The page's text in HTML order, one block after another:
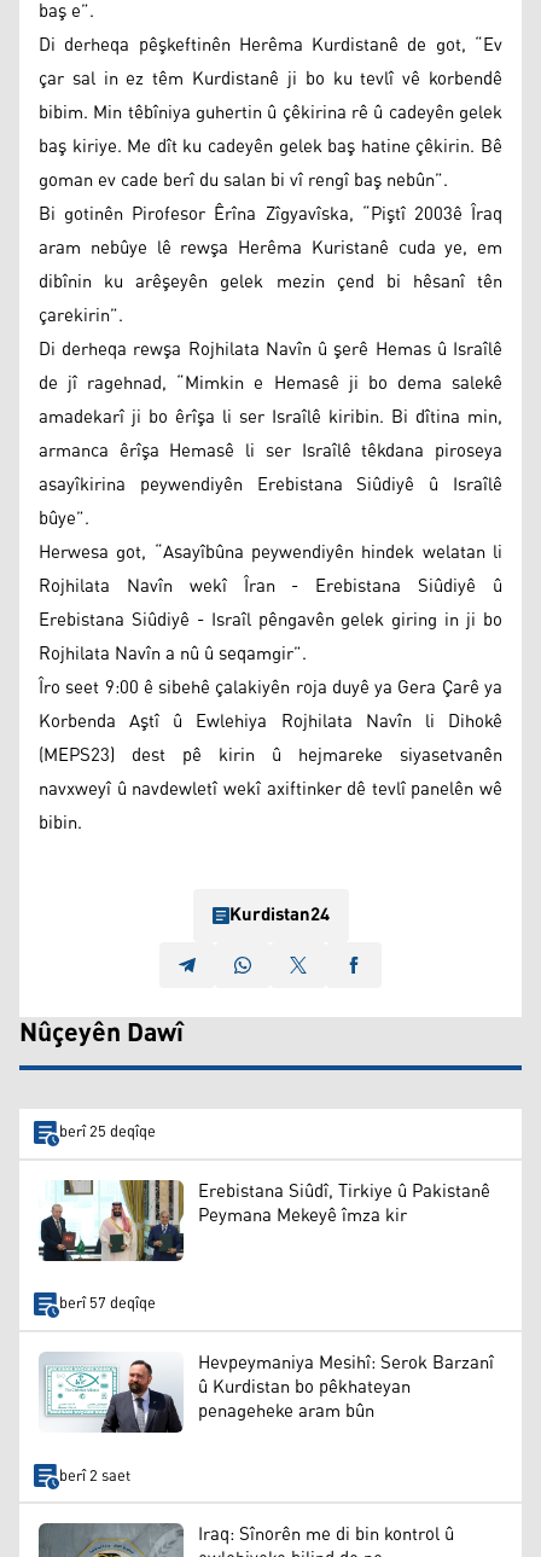
baş e”.
Di derheqa pêşkeftinên Herêma Kurdistanê de got, “Ev
çar sal in ez têm Kurdistanê ji bo ku tevlî vê korbendê
bibim. Min têbîniya guhertin û çêkirina rê û cadeyên gelek
baş kiriye. Me dît ku cadeyên gelek baş hatine çêkirin. Bê
goman ev cade berî du salan bi vî rengî baş nebûn”.
Bi gotinên Pirofesor Êrîna Zîgyavîska, “Piştî 2003ê Îraq
aram nebûye lê rewşa Herêma Kuristanê cuda ye, em
dibînin ku arêşeyên gelek mezin çend bi hêsanî tên
çarekirin”.
Di derheqa rewşa Rojhilata Navîn û şerê Hemas û Israîlê
de jî ragehnad, “Mimkin e Hemasê ji bo dema salekê
amadekarî ji bo êrîşa li ser Israîlê kiribin. Bi dîtina min,
armanca êrîşa Hemasê li ser Israîlê têkdana piroseya
asayîkirina peywendiyên Erebistana Siûdiyê û Israîlê
bûye”.
Herwesa got, “Asayîbûna peywendiyên hindek welatan li
Rojhilata Navîn wekî Îran - Erebistana Siûdiyê û
Erebistana Siûdiyê - Israîl pêngavên gelek giring in ji bo
Rojhilata Navîn a nû û seqamgir”.
Îro seet 9:00 ê sibehê çalakiyên roja duyê ya Gera Çarê ya
Korbenda Aştî û Ewlehiya Rojhilata Navîn li Dihokê
(MEPS23) dest pê kirin û hejmareke siyasetvanên
navxweyî û navdewletî wekî axiftinker dê tevlî panelên wê
bibin.
Kurdistan24
Nûçeyên Dawî
berî 25 deqîqe
Erebistana Siûdî, Tirkiye û Pakistanê
Peymana Mekeyê îmza kir
berî 57 deqîqe
Hevpeymaniya Mesihî: Serok Barzanî
û Kurdistan bo pêkhateyan
penageheke aram bûn
berî 2 saet
Iraq: Sînorên me di bin kontrol û